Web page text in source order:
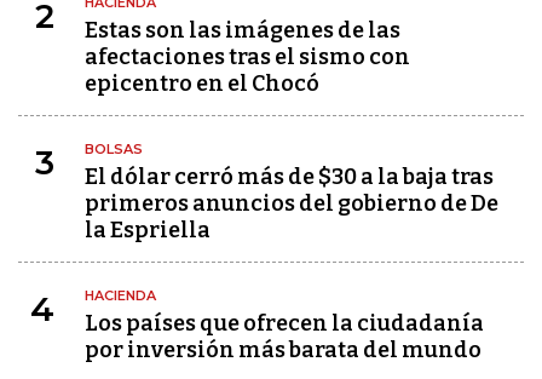
2
Estas son las imágenes de las
afectaciones tras el sismo con
epicentro en el Chocó
3 BOLSAS
El dólar cerró más de $30 a la baja tras
primeros anuncios del gobierno de De
la Espriella
4 HACIENDA
Los países que ofrecen la ciudadanía
por inversión más barata del mundo